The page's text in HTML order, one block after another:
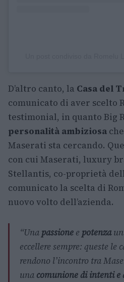
D’altro canto, la Casa del
comunicato di aver scelto
testimonial, in quanto Big
personalità ambiziosa
Maserati sta cercando.
con cui Maserati, luxury
Stellantis, co-proprietà
comunicato la scelta di
nuovo volto dell’azienda.
“Una passione e potenza
eccellere sempre: queste le
rendono l’incontro tra
una comunione di intenti